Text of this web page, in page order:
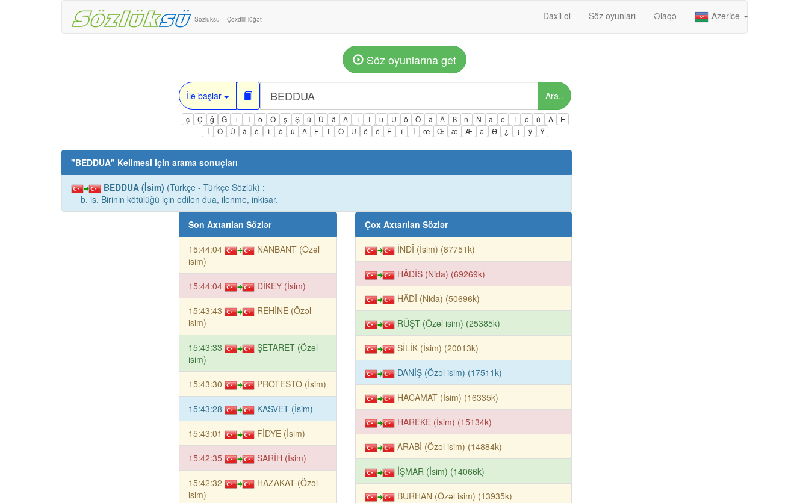
Sozluksu – Çoxdilli lüğət Daxil ol Söz oyunları Əlaqə Azerice
Söz oyunlarına get
İle başlar Ara..
ç Ç ğ Ğ ı İ ö Ö ş Ş ü Ü â Â î Î û Û ô Ô ä Ä ß ñ Ñ á é í ó ú Á
É
Í
Ó Ú à è ì ò ù À È Ì Ò Ù ê ë Ë ï Ï œ Œ æ Æ ə Ə ¿ ¡ ÿ Ÿ
"BEDDUA" Kelimesi için arama sonuçları
BEDDUA (İsim) (Türkçe - Türkçe Sözlük) :
b. is. Birinin kötülüğü için edilen dua, ilenme, inkisar.
Son Axtarılan Sözlər
15:44:04
NANBANT (Özəl
isim)
15:44:04 DİKEY (İsim)
15:43:43
REHİNE (Özəl
isim)
15:43:33
ŞETARET (Özəl
isim)
15:43:30 PROTESTO (İsim)
15:43:28 KASVET (İsim)
15:43:01 FİDYE (İsim)
15:42:35 SARİH (İsim)
15:42:32
HAZAKAT (Özəl
isim)
Çox Axtarılan Sözlər
İNDÎ (İsim) (87751k)
HÂDİS (Nida) (69269k)
HÂDİ (Nida) (50696k)
RÜŞT (Özəl isim) (25385k)
SİLİK (İsim) (20013k)
DANİŞ (Özəl isim) (17511k)
HACAMAT (İsim) (16335k)
HAREKE (İsim) (15134k)
ARABİ (Özəl isim) (14884k)
İŞMAR (İsim) (14066k)
BURHAN (Özəl isim) (13935k)